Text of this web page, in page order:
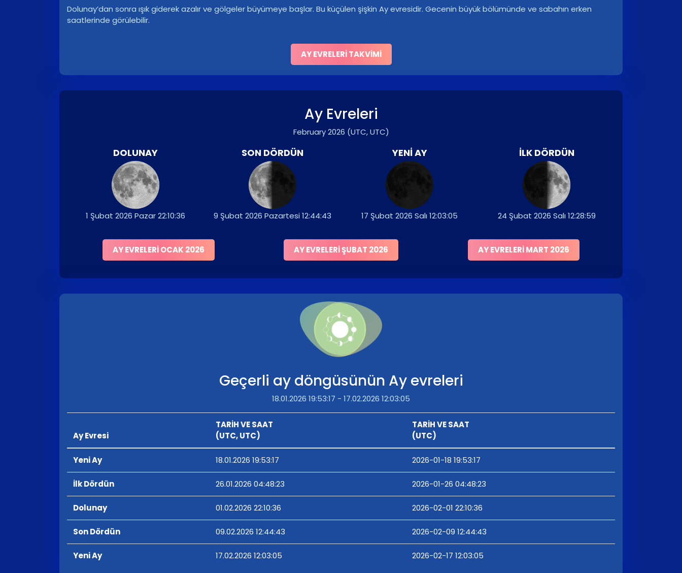
Dolunay’dan sonra ışık giderek azalır ve gölgeler büyümeye başlar. Bu küçülen şişkin Ay evresidir. Gecenin büyük bölümünde ve sabahın erken
saatlerinde görülebilir.
AY EVRELERI TAKVIMI
Ay Evreleri
February 2026 (UTC, UTC)
DOLUNAY
1 Şubat 2026 Pazar 22:10:36
SON DÖRDÜN
9 Şubat 2026 Pazartesi 12:44:43
YENI AY
17 Şubat 2026 Salı 12:03:05
İLK DÖRDÜN
24 Şubat 2026 Salı 12:28:59
AY EVRELERI OCAK 2026 AY EVRELERI ŞUBAT 2026 AY EVRELERI MART 2026
Geçerli ay döngüsünün Ay evreleri
18.01.2026 19:53:17 - 17.02.2026 12:03:05
Ay Evresi
TARİH VE SAAT
(UTC, UTC)
TARİH VE SAAT
(UTC)
Yeni Ay 18.01.2026 19:53:17 2026-01-18 19:53:17
İlk Dördün 26.01.2026 04:48:23 2026-01-26 04:48:23
Dolunay 01.02.2026 22:10:36 2026-02-01 22:10:36
Son Dördün 09.02.2026 12:44:43 2026-02-09 12:44:43
Yeni Ay 17.02.2026 12:03:05 2026-02-17 12:03:05